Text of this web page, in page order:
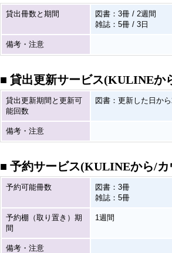
貸出冊数と期間
図書：3冊 / 2週間
雑誌：5冊 / 3日
備考・注意
■ 貸出更新サービス(KULINEか
貸出更新期間と更新可
能回数
図書：更新した日か
備考・注意
■ 予約サービス(KULINEから/カ
予約可能冊数
図書：3冊
雑誌：5冊
予約棚（取り置き）期
間
1週間
備考・注意